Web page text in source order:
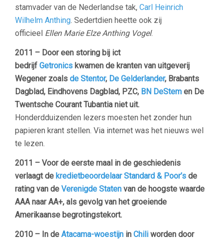
stamvader van de Nederlandse tak, Carl Heinrich
Wilhelm Anthing. Sedertdien heette ook zij
officieel Ellen Marie Elze Anthing Vogel.
2011 – Door een storing bij ict
bedrijf Getronics kwamen de kranten van uitgeverij
Wegener zoals de Stentor, De Gelderlander, Brabants
Dagblad, Eindhovens Dagblad, PZC, BN DeStem en De
Twentsche Courant Tubantia niet uit.
Honderdduizenden lezers moesten het zonder hun
papieren krant stellen. Via internet was het nieuws wel
te lezen.
2011 – Voor de eerste maal in de geschiedenis
verlaagt de kredietbeoordelaar Standard & Poor’s de
rating van de Verenigde Staten van de hoogste waarde
AAA naar AA+, als gevolg van het groeiende
Amerikaanse begrotingstekort.
2010 – In de Atacama-woestijn in Chili worden door